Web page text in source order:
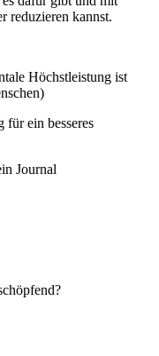
reduzieren kannst.
Höchstleistung ist
ein besseres
Journal